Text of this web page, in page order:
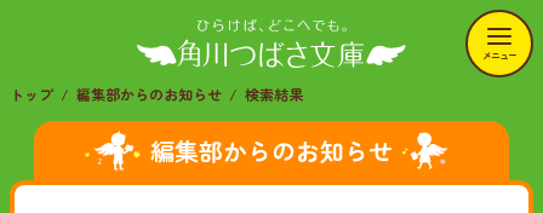
メニュー
トップ 編集部からのお知らせ 検索結果
編集部からのお知らせ